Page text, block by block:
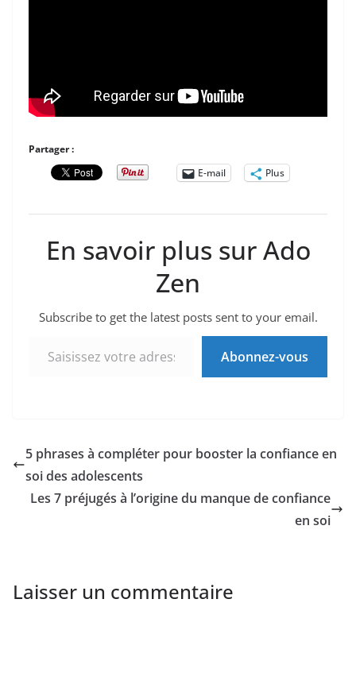
Partager :
E-mail
Plus
En savoir plus sur Ado
Zen
Subscribe to get the latest posts sent to your email.
Abonnez-vous
5 phrases à compléter pour booster la confiance en
soi des adolescents
Les 7 préjugés à l’origine du manque de confiance
en soi
Laisser un commentaire